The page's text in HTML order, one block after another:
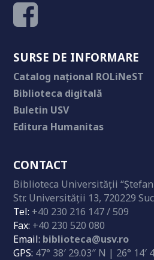
SURSE DE INFORMARE
Catalog național ROLiNeST
Biblioteca digitală
Buletin USV
Editura Humanitas
CONTACT
Biblioteca Universităţii “Ştefan
Str. Universităţii 13, 720229
Tel: +40 230 216 147 / 509
Fax: +40 230 520 080
Email: biblioteca@usv.ro
GPS: 47° 38′ 29.03″ N | 26° 14′